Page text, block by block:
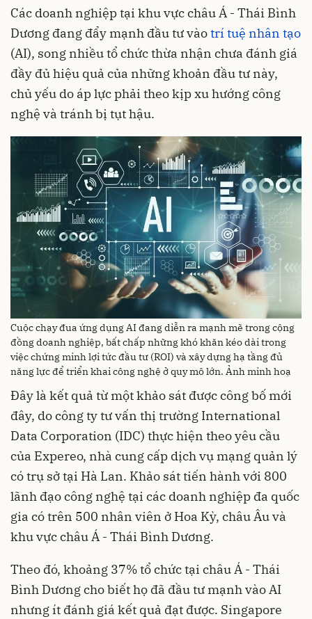
Các doanh nghiệp tại khu vực châu Á - Thái Bình
Dương đang đẩy mạnh đầu tư vàotrí tuệ nhân tạo
(AI), song nhiều tổ chức thừa nhận chưa đánh giá
đầy đủ hiệu quả của những khoản đầu tư này,
chủ yếu do áp lực phải theo kịp xu hướng công
nghệ và tránh bị tụt hậu.
Cuộc chạy đua ứng dụng AI đang diễn ra mạnh mẽ trong cộng
đồng doanh nghiệp, bất chấp những khó khăn kéo dài trong
việc chứng minh lợi tức đầu tư (ROI) và xây dựng hạ tầng đủ
năng lực để triển khai công nghệ ở quy mô lớn. Ảnh minh hoạ
Đây là kết quả từ một khảo sát được công bố mới
đây, do công ty tư vấn thị trường International
Data Corporation (IDC) thực hiện theo yêu cầu
của Expereo, nhà cung cấp dịch vụ mạng quản lý
có trụ sở tại Hà Lan. Khảo sát tiến hành với 800
lãnh đạo công nghệ tại các doanh nghiệp đa quốc
gia có trên 500 nhân viên ở Hoa Kỳ, châu Âu và
khu vực châu Á - Thái Bình Dương.
Theo đó, khoảng 37% tổ chức tại châu Á - Thái
Bình Dương cho biết họ đã đầu tư mạnh vào AI
nhưng ít đánh giá kết quả đạt được. Singapore